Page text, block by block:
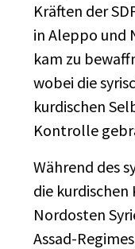
Kräften der
in Aleppo und
kam zu
wobei die
kurdischen
Kontrolle
Während des
die kurdischen
Nordosten
Assad-